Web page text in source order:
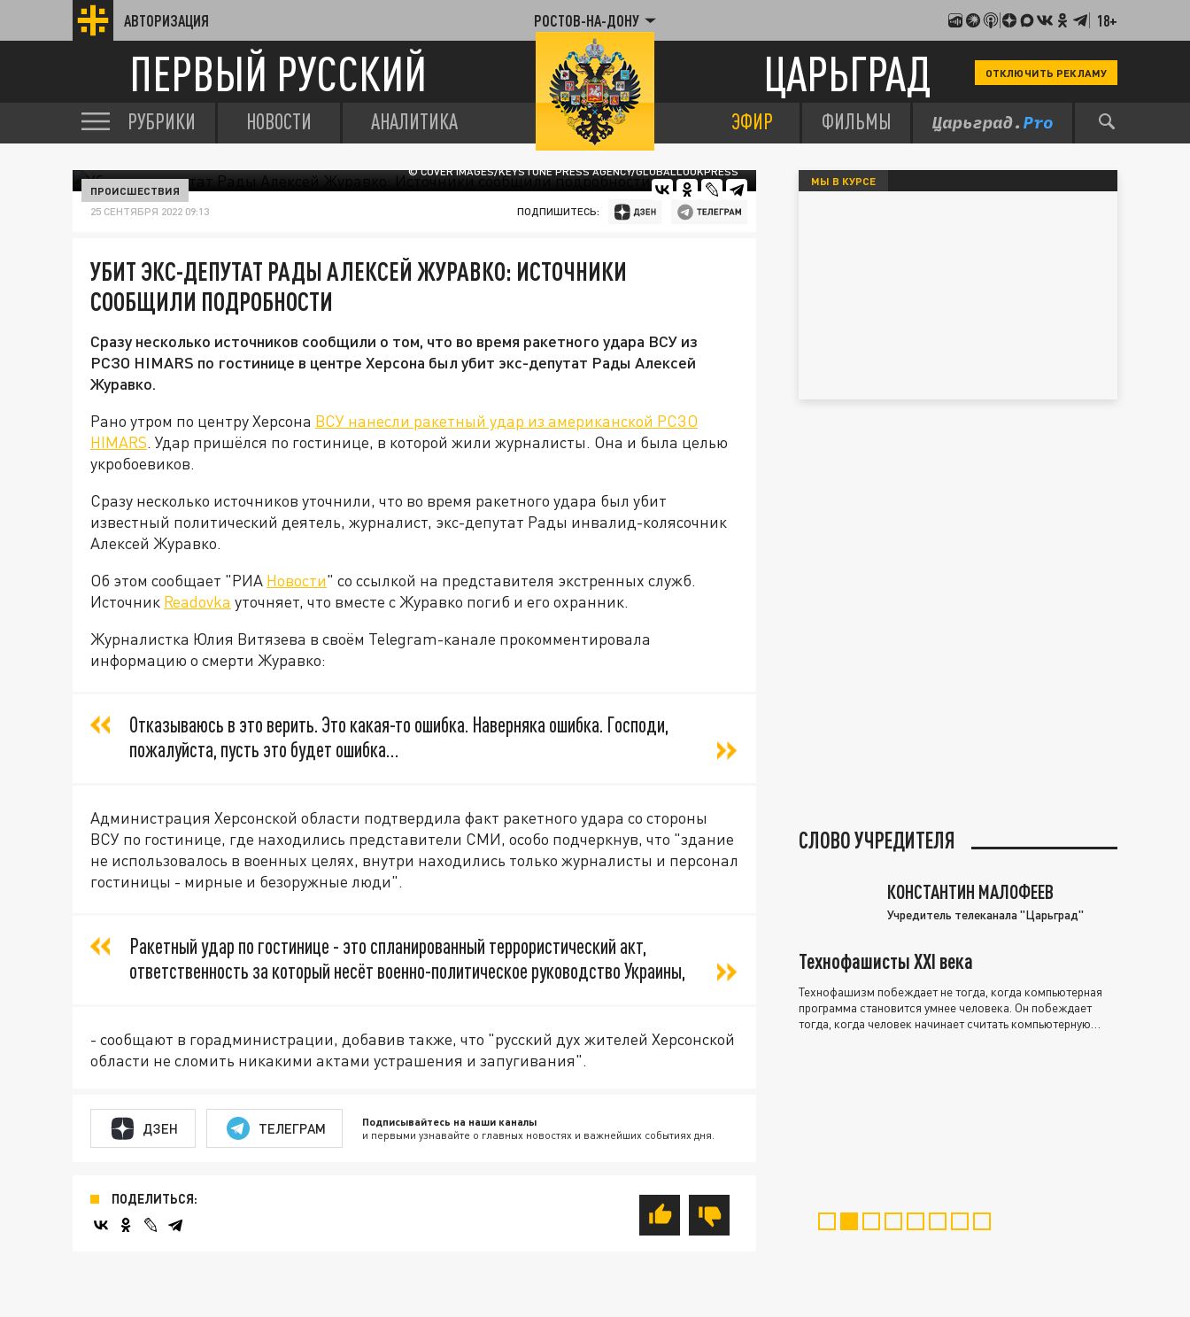
АВТОРИЗАЦИЯ РОСТОВ-НА-ДОНУ 18+
ПЕРВЫЙ РУССКИЙ ЦАРЬГРАД ОТКЛЮЧИТЬ РЕКЛАМУ
РУБРИКИ НОВОСТИ АНАЛИТИКА ЭФИР ФИЛЬМЫ
© COVER IMAGES/KEYSTONE PRESS AGENCY/GLOBALLOOKPRESS
ПРОИСШЕСТВИЯ
25 СЕНТЯБРЯ 2022 09:13 ПОДПИШИТЕСЬ:
УБИТ ЭКС-ДЕПУТАТ РАДЫ АЛЕКСЕЙ ЖУРАВКО: ИСТОЧНИКИ
СООБЩИЛИ ПОДРОБНОСТИ
Сразу несколько источников сообщили о том, что во время ракетного удара ВСУ из
РСЗО HIMARS по гостинице в центре Херсона был убит экс-депутат Рады Алексей
Журавко.
Рано утром по центру Херсона ВСУ нанесли ракетный удар из американской РСЗО
HIMARS. Удар пришёлся по гостинице, в которой жили журналисты. Она и была целью
укробоевиков.
Сразу несколько источников уточнили, что во время ракетного удара был убит
известный политический деятель, журналист, экс-депутат Рады инвалид-колясочник
Алексей Журавко.
Об этом сообщает "РИА Новости" со ссылкой на представителя экстренных служб.
Источник Readovka уточняет, что вместе с Журавко погиб и его охранник.
Журналистка Юлия Витязева в своём Telegram-канале прокомментировала
информацию о смерти Журавко:
Отказываюсь в это верить. Это какая-то ошибка. Наверняка ошибка. Господи,
пожалуйста, пусть это будет ошибка…
Администрация Херсонской области подтвердила факт ракетного удара со стороны
ВСУ по гостинице, где находились представители СМИ, особо подчеркнув, что "здание
не использовалось в военных целях, внутри находились только журналисты и персонал
гостиницы - мирные и безоружные люди".
Ракетный удар по гостинице - это спланированный террористический акт,
ответственность за который несёт военно-политическое руководство Украины,
- сообщают в горадминистрации, добавив также, что "русский дух жителей Херсонской
области не сломить никакими актами устрашения и запугивания".
ДЗЕН ТЕЛЕГРАМ Подписывайтесь на наши каналы
и первыми узнавайте о главных новостях и важнейших событиях дня.
ПОДЕЛИТЬСЯ:
МЫ В КУРСЕ
СЛОВО УЧРЕДИТЕЛЯ
КОНСТАНТИН МАЛОФЕЕВ
Учредитель телеканала "Царьград"
Технофашисты XXI века
Технофашизм побеждает не тогда, когда компьютерная
программа становится умнее человека. Он побеждает
тогда, когда человек начинает считать компьютерную